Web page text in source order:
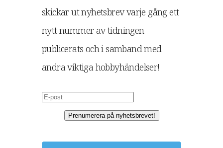
skickar ut nyhetsbrev varje gång ett
nytt nummer av tidningen
publicerats och i samband med
andra viktiga hobbyhändelser!
Prenumerera på nyhetsbrevet!